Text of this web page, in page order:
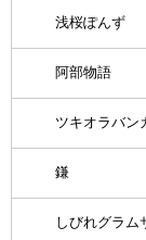
浅桜ぽんず
阿部物語
ツキオラバン
鎌
しびれグラム